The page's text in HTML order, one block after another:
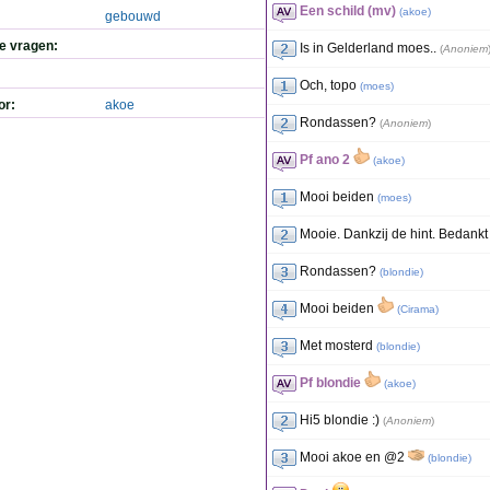
gebouwd
vragen:
akoe
Een schild (mv) (akoe)
Is in Gelderland moes.. (Anoniem)
Och, topo (moes)
Rondassen? (Anoniem)
Pf ano 2 (akoe)
Mooi beiden (moes)
Mooie. Dankzij de hint. Bedankt
Rondassen? (blondie)
Mooi beiden (Cirama)
Met mosterd (blondie)
Pf blondie (akoe)
Hi5 blondie :) (Anoniem)
Mooi akoe en @2 (blondie)